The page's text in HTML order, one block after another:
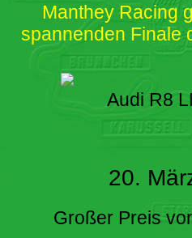
Manthey Racing
spannenden Finale
Audi R8
20.
Großer Preis